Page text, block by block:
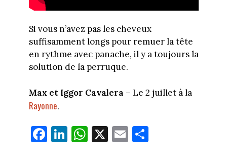
Si vous n’avez pas les cheveux
suffisamment longs pour remuer la tête
en rythme avec panache, il y a toujours la
solution de la perruque.
Max et Iggor Cavalera – Le 2 juillet à la
Rayonne.
Fa
ce
Li
nk
W
ha
X E
m
Pa